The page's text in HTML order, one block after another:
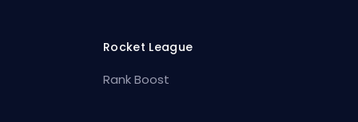
Rocket League
Rank Boost